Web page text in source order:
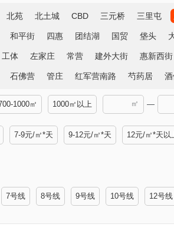
北苑 北土城 CBD 三元桥 三里屯
和平街 四惠 团结湖 国贸 垡头
工体 左家庄 常营 建外大街 惠新西街
石佛营 管庄 红军营南路 芍药居
1000㎡ 1000㎡以上 ㎡ —
7-9元/㎡*天 9-12元/㎡*天 12元/㎡*天以
7号线 8号线 9号线 10号线 12号线